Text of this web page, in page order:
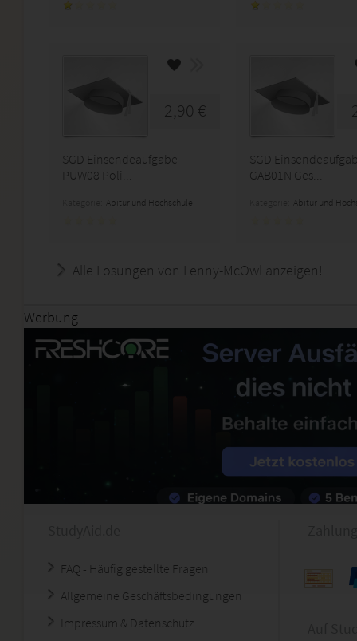
2,90 €
SGD Einsendeaufgabe
PUW08 Poli...
Abitur und Hochschule
SGD
GAB01N Ges...
Abitur und
Alle Lösungen von Lenny-McOwl anzeigen!
Werbung
FAQ - Häufig gestellte Fragen
Allgemeine Geschäftsbedingungen
Impressum & Datenschutz